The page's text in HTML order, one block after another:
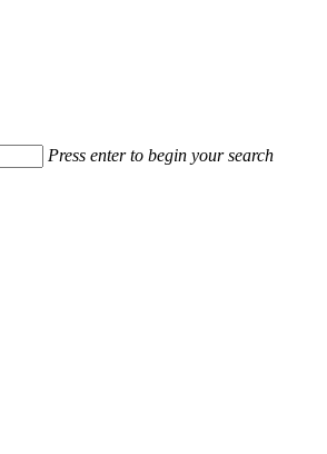
Press enter to begin your search